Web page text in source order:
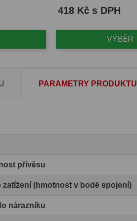
Cena
418 Kč s DPH
VÝBĚR
PARAMETRY PRODUKTU
přívěsu
zatížení (hmotnost v bodě spojení)
nárazníku